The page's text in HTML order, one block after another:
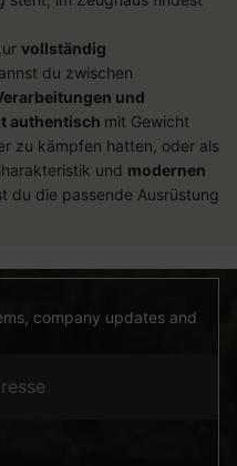
vollständig
du zwischen
und
authentisch mit Gewicht
zu kämpfen hatten, oder als
und modernen
du die passende Ausrüstung
company updates and